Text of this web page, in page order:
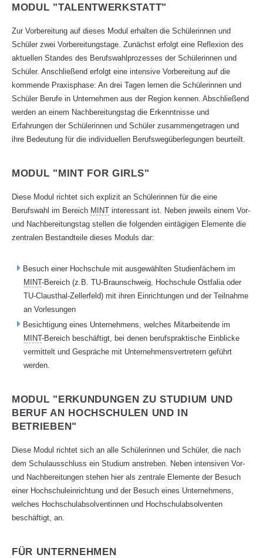
MODUL "TALENTWERKSTATT"
Zur Vorbereitung auf dieses Modul erhalten die Schülerinnen und
Schüler zwei Vorbereitungstage. Zunächst erfolgt eine Reflexion des
aktuellen Standes des Berufswahlprozesses der Schülerinnen und
Schüler. Anschließend erfolgt eine intensive Vorbereitung auf die
kommende Praxisphase: An drei Tagen lernen die Schülerinnen und
Schüler Berufe in Unternehmen aus der Region kennen. Abschließend
werden an einem Nachbereitungstag die Erkenntnisse und
Erfahrungen der Schülerinnen und Schüler zusammengetragen und
ihre Bedeutung für die individuellen Berufswegüberlegungen beurteilt.
MODUL "MINT FOR GIRLS"
Diese Modul richtet sich explizit an Schülerinnen für die eine
Berufswahl im Bereich MINT interessant ist. Neben jeweils einem Vor-
und Nachbereitungstag stellen die folgenden eintägigen Elemente die
zentralen Bestandteile dieses Moduls dar:
Besuch einer Hochschule mit ausgewählten Studienfächern im
MINT-Bereich (z.B. TU-Braunschweig, Hochschule Ostfalia oder
TU-Clausthal-Zellerfeld) mit ihren Einrichtungen und der Teilnahme
an Vorlesungen
Besichtigung eines Unternehmens, welches Mitarbeitende im
MINT-Bereich beschäftigt, bei denen berufspraktische Einblicke
vermittelt und Gespräche mit Unternehmensvertretern geführt
werden.
MODUL "ERKUNDUNGEN ZU STUDIUM UND
BERUF AN HOCHSCHULEN UND IN
BETRIEBEN"
Diese Modul richtet sich an alle Schülerinnen und Schüler, die nach
dem Schulausschluss ein Studium anstreben. Neben intensiven Vor-
und Nachbereitungen stehen hier als zentrale Elemente der Besuch
einer Hochschuleinrichtung und der Besuch eines Unternehmens,
welches Hochschulabsolventinnen und Hochschulabsolventen
beschäftigt, an.
FÜR UNTERNEHMEN